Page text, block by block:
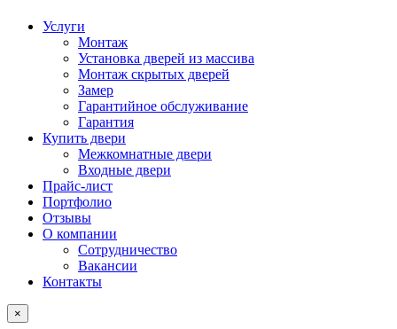
Услуги
Монтаж
Установка дверей из массива
Монтаж скрытых дверей
Замер
Гарантийное обслуживание
Гарантия
Купить двери
Межкомнатные двери
Входные двери
Прайс-лист
Портфолио
Отзывы
О компании
Сотрудничество
Вакансии
Контакты
×